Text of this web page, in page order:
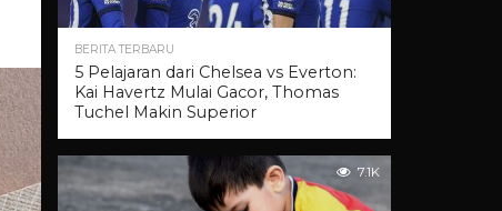
BERITA TERBARU
5 Pelajaran dari Chelsea vs Everton:
Kai Havertz Mulai Gacor, Thomas
Tuchel Makin Superior
7.1K